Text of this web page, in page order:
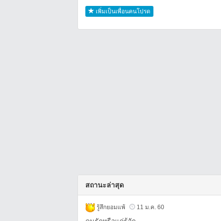
เพิ่มเป็นเพื่อนคนโปรด
สถานะล่าสุด
รู้สึกยอมแพ้ 11 ม.ค. 60